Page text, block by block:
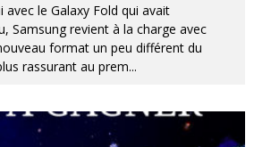
avec le Galaxy Fold qui avait
Samsung revient à la charge avec
format un peu différent du
rassurant au prem...